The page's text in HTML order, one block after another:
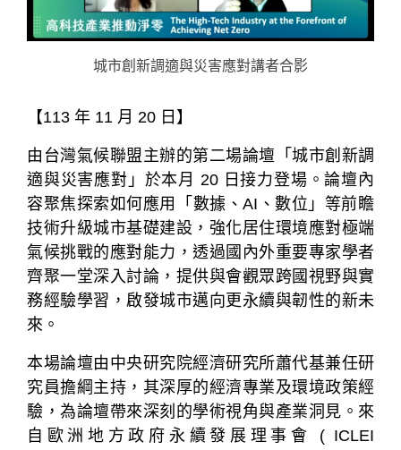
城市創新調適與災害應對講者合影
【113 年 11 月 20 日】
由台灣氣候聯盟主辦的第二場論壇「城市創新調
適與災害應對」於本月 20 日接力登場。論壇內
容聚焦探索如何應用「數據、AI、數位」等前瞻
技術升級城市基礎建設，強化居住環境應對極端
氣候挑戰的應對能力，透過國內外重要專家學者
齊聚一堂深入討論，提供與會觀眾跨國視野與實
務經驗學習，啟發城市邁向更永續與韌性的新未
來。
本場論壇由中央研究院經濟研究所蕭代基兼任研
究員擔綱主持，其深厚的經濟專業及環境政策經
驗，為論壇帶來深刻的學術視角與產業洞見。來
自歐洲地方政府永續發展理事會 ( ICLEI